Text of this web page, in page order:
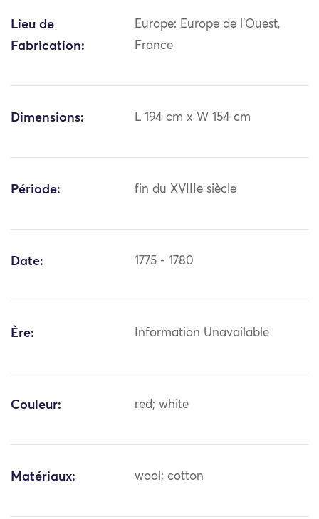
Lieu de
Fabrication:
Europe: Europe de l'Ouest,
France
Dimensions: L 194 cm x W 154 cm
Période: fin du XVIIIe siècle
Date: 1775 - 1780
Ère: Information Unavailable
Couleur: red; white
Matériaux: wool; cotton